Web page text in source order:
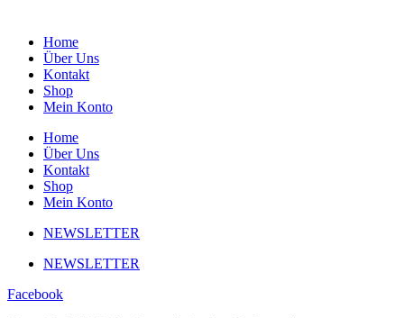
Home
Über Uns
Kontakt
Shop
Mein Konto
Home
Über Uns
Kontakt
Shop
Mein Konto
NEWSLETTER
NEWSLETTER
Facebook